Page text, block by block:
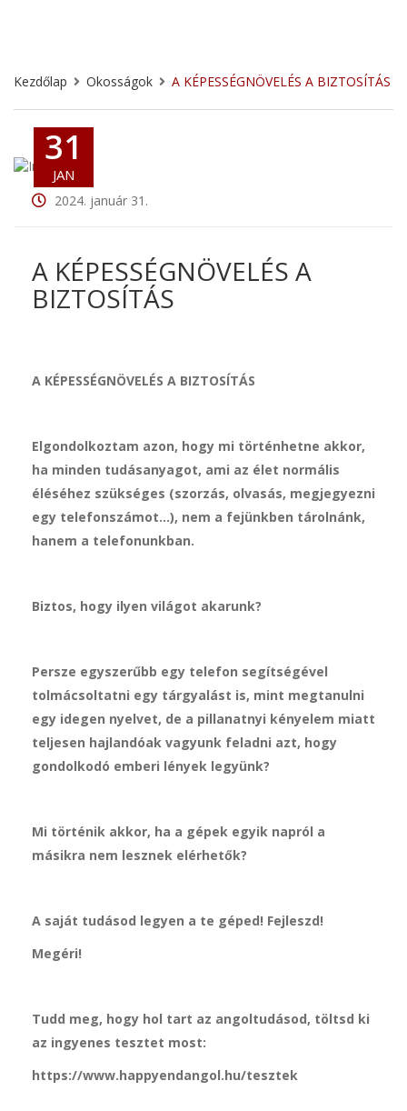
Kezdőlap Okosságok A KÉPESSÉGNÖVELÉS A BIZTOSÍTÁS
31
JAN
2024. január 31.
A KÉPESSÉGNÖVELÉS A
BIZTOSÍTÁS
A KÉPESSÉGNÖVELÉS A BIZTOSÍTÁS
Elgondolkoztam azon, hogy mi történhetne akkor,
ha minden tudásanyagot, ami az élet normális
éléséhez szükséges (szorzás, olvasás, megjegyezni
egy telefonszámot…), nem a fejünkben tárolnánk,
hanem a telefonunkban.
Biztos, hogy ilyen világot akarunk?
Persze egyszerűbb egy telefon segítségével
tolmácsoltatni egy tárgyalást is, mint megtanulni
egy idegen nyelvet, de a pillanatnyi kényelem miatt
teljesen hajlandóak vagyunk feladni azt, hogy
gondolkodó emberi lények legyünk?
Mi történik akkor, ha a gépek egyik napról a
másikra nem lesznek elérhetők?
A saját tudásod legyen a te géped! Fejleszd!
Megéri!
Tudd meg, hogy hol tart az angoltudásod, töltsd ki
az ingyenes tesztet most:
https://www.happyendangol.hu/tesztek